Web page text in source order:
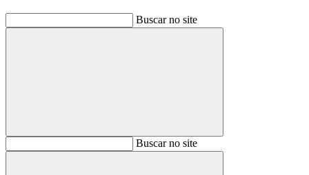
Buscar no site
BuscarBuscar no site